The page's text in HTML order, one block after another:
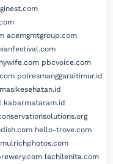
acemgmtgroup.com
pbcvoice.com
polresmanggaraitimur.id
kabarmataram.id
hello-trove.com
lachilenita.com